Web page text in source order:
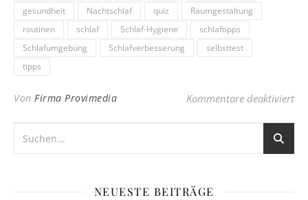
gesundheit
Nachtschlaf quiz
Raumgestaltung
routinen
schlaf Schlaf-Hygiene
schlaftipps
Schlafumgebung
Schlafverbesserung
selbsttest
tipps
Von Firma Provimedia Kommentare deaktiviertfür
NEUESTE BEITRÄGE